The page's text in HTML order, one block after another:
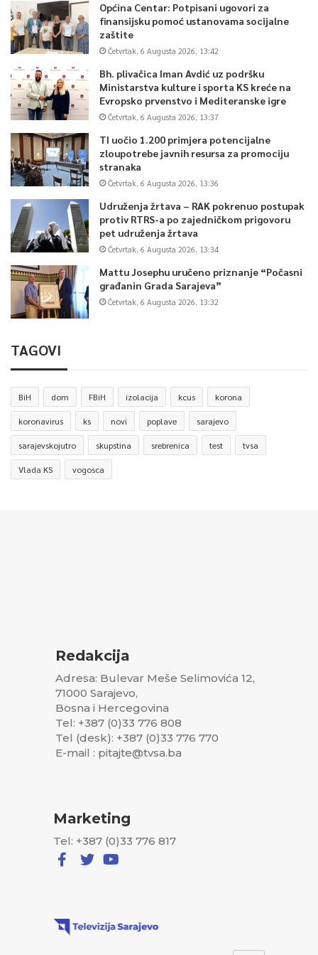
Općina Centar: Potpisani ugovori za
finansijsku pomoć ustanovama socijalne
zaštite
Četvrtak, 6 Augusta 2026, 13:42
Bh. plivačica Iman Avdić uz podršku
Ministarstva kulture i sporta KS kreće na
Evropsko prvenstvo i Mediteranske igre
Četvrtak, 6 Augusta 2026, 13:37
TI uočio 1.200 primjera potencijalne
zloupotrebe javnih resursa za promociju
stranaka
Četvrtak, 6 Augusta 2026, 13:36
Udruženja žrtava – RAK pokrenuo postupak
protiv RTRS-a po zajedničkom prigovoru
pet udruženja žrtava
Četvrtak, 6 Augusta 2026, 13:34
Mattu Josephu uručeno priznanje “Počasni
građanin Grada Sarajeva”
Četvrtak, 6 Augusta 2026, 13:32
TAGOVI
BiH dom FBiH izolacija kcus korona
koronavirus ks novi poplave sarajevo
sarajevskojutro skupstina srebrenica test tvsa
Vlada KS vogosca
Redakcija
Adresa: Bulevar Meše Selimovića 12,
71000 Sarajevo,
Bosna i Hercegovina
Tel: +387 (0)33 776 808
Tel (desk): +387 (0)33 776 770
E-mail : pitajte@tvsa.ba
Marketing
Tel: +387 (0)33 776 817